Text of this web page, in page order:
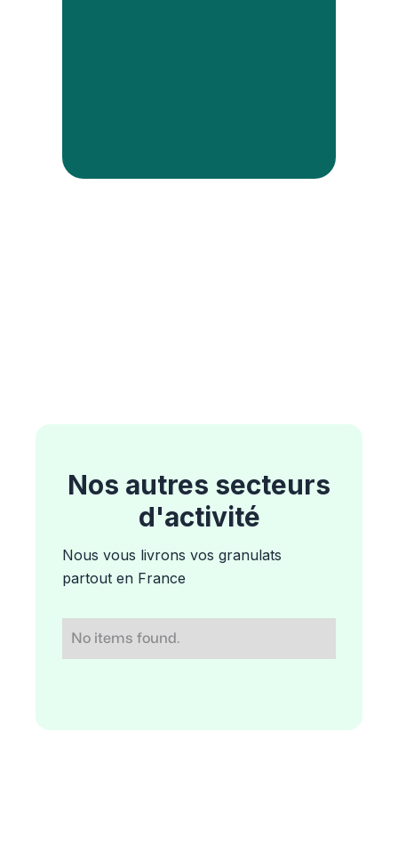
Nos autres secteurs
d'activité
Nous vous livrons vos granulats
partout en France
No items found.